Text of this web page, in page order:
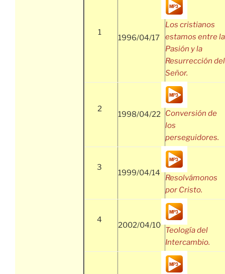
1
1996/04/17
Los cristianos
estamos entre la
Pasión y la
Resurrección del
Señor.
2
1998/04/22 Conversión de
los
perseguidores.
3
1999/04/14
Resolvámonos
por Cristo.
4
2002/04/10
Teología del
Intercambio.